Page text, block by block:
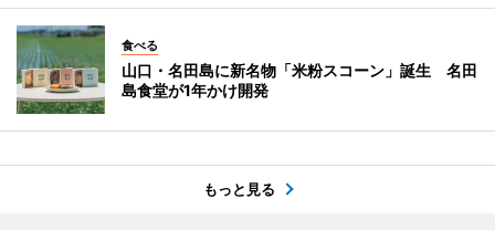
食べる
山口・名田島に新名物「米粉スコーン」誕生 名田
島食堂が1年かけ開発
もっと見る